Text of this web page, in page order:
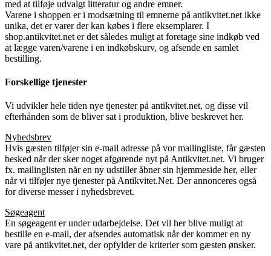
med at tilføje udvalgt litteratur og andre emner.
Varene i shoppen er i modsætning til emnerne på antikvitet.net ikke
unika, det er varer der kan købes i flere eksemplarer. I
shop.antikvitet.net er det således muligt at foretage sine indkøb ved
at lægge varen/varene i en indkøbskurv, og afsende en samlet
bestilling.
Forskellige tjenester
Vi udvikler hele tiden nye tjenester på antikvitet.net, og disse vil
efterhånden som de bliver sat i produktion, blive beskrevet her.
Nyhedsbrev
Hvis gæsten tilføjer sin e-mail adresse på vor mailingliste, får gæsten
besked når der sker noget afgørende nyt på Antikvitet.net. Vi bruger
fx. mailinglisten når en ny udstiller åbner sin hjemmeside her, eller
når vi tilføjer nye tjenester på Antikvitet.Net. Der annonceres også
for diverse messer i nyhedsbrevet.
Søgeagent
En søgeagent er under udarbejdelse. Det vil her blive muligt at
bestille en e-mail, der afsendes automatisk når der kommer en ny
vare på antikvitet.net, der opfylder de kriterier som gæsten ønsker.